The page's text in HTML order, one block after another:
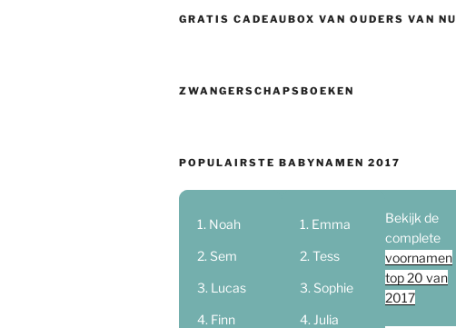
GRATIS CADEAUBOX VAN OUDERS VAN NU
ZWANGERSCHAPSBOEKEN
POPULAIRSTE BABYNAMEN 2017
Noah
Sem
Lucas
Finn
Emma
Tess
Sophie
Julia
Bekijk de
complete
voornamen
top 20 van
2017